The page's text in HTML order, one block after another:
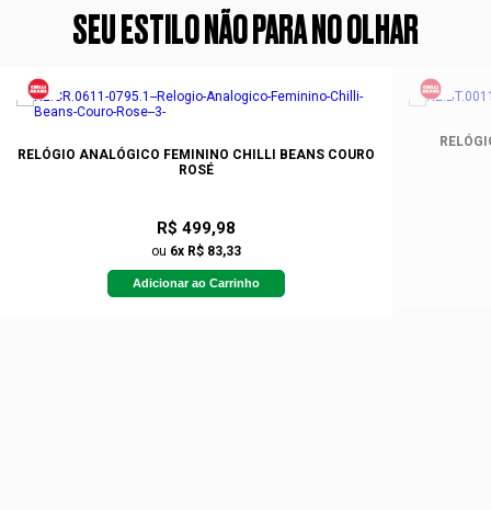
SEU ESTILO NÃO PARA NO OLHAR
RELÓGIO ANALÓGICO FEMININO CHILLI BEANS COURO
ROSÉ
R$ 499,98
ou 6x R$ 83,33
Adicionar ao Carrinho